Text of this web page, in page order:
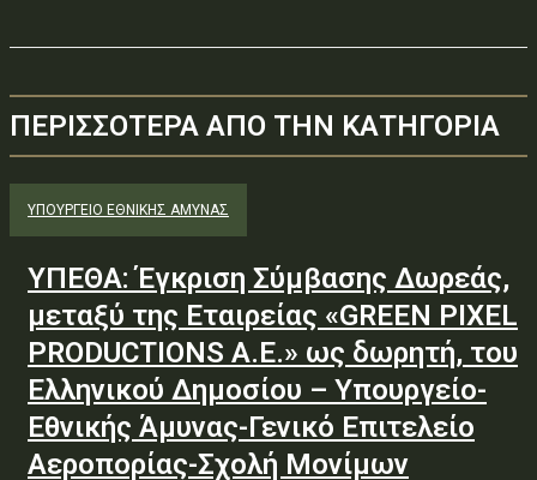
ΠΕΡΙΣΣΟΤΕΡΑ ΑΠΟ ΤΗΝ ΚΑΤΗΓΟΡΙΑ
ΥΠΟΥΡΓΕΊΟ ΕΘΝΙΚΉΣ ΆΜΥΝΑΣ
ΥΠΕΘΑ: Έγκριση Σύμβασης Δωρεάς,
μεταξύ της Εταιρείας «GREEN PIXEL
PRODUCTIONS Α.Ε.» ως δωρητή, του
Ελληνικού Δημοσίου – Υπουργείο-
Εθνικής Άμυνας-Γενικό Επιτελείο
Αεροπορίας-Σχολή Μονίμων